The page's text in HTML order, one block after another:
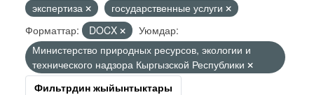
экспертиза
государственные услуги
Форматтар:
DOCX
Уюмдар:
Министерство природных ресурсов, экологии и
технического надзора Кыргызской Республики
Фильтрдин жыйынтыктары